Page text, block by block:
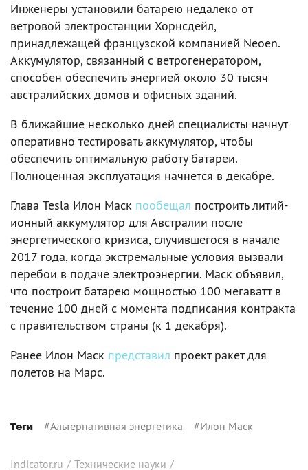
Инженеры установили батарею недалеко от
ветровой электростанции Хорнсдейл,
принадлежащей французской компанией Neoen.
Аккумулятор, связанный с ветрогенератором,
способен обеспечить энергией около 30 тысяч
австралийских домов и офисных зданий.
В ближайшие несколько дней специалисты начнут
оперативно тестировать аккумулятор, чтобы
обеспечить оптимальную работу батареи.
Полноценная эксплуатация начнется в декабре.
Глава Tesla Илон Маск пообещал построить литий-
ионный аккумулятор для Австралии после
энергетического кризиса, случившегося в начале
2017 года, когда экстремальные условия вызвали
перебои в подаче электроэнергии. Маск объявил,
что построит батарею мощностью 100 мегаватт в
течение 100 дней с момента подписания контракта
c правительством страны (к 1 декабря).
Ранее Илон Маск представил проект ракет для
полетов на Марс.
Теги #Альтернативная энергетика #Илон Маск
Indicator.ru / Технические науки /